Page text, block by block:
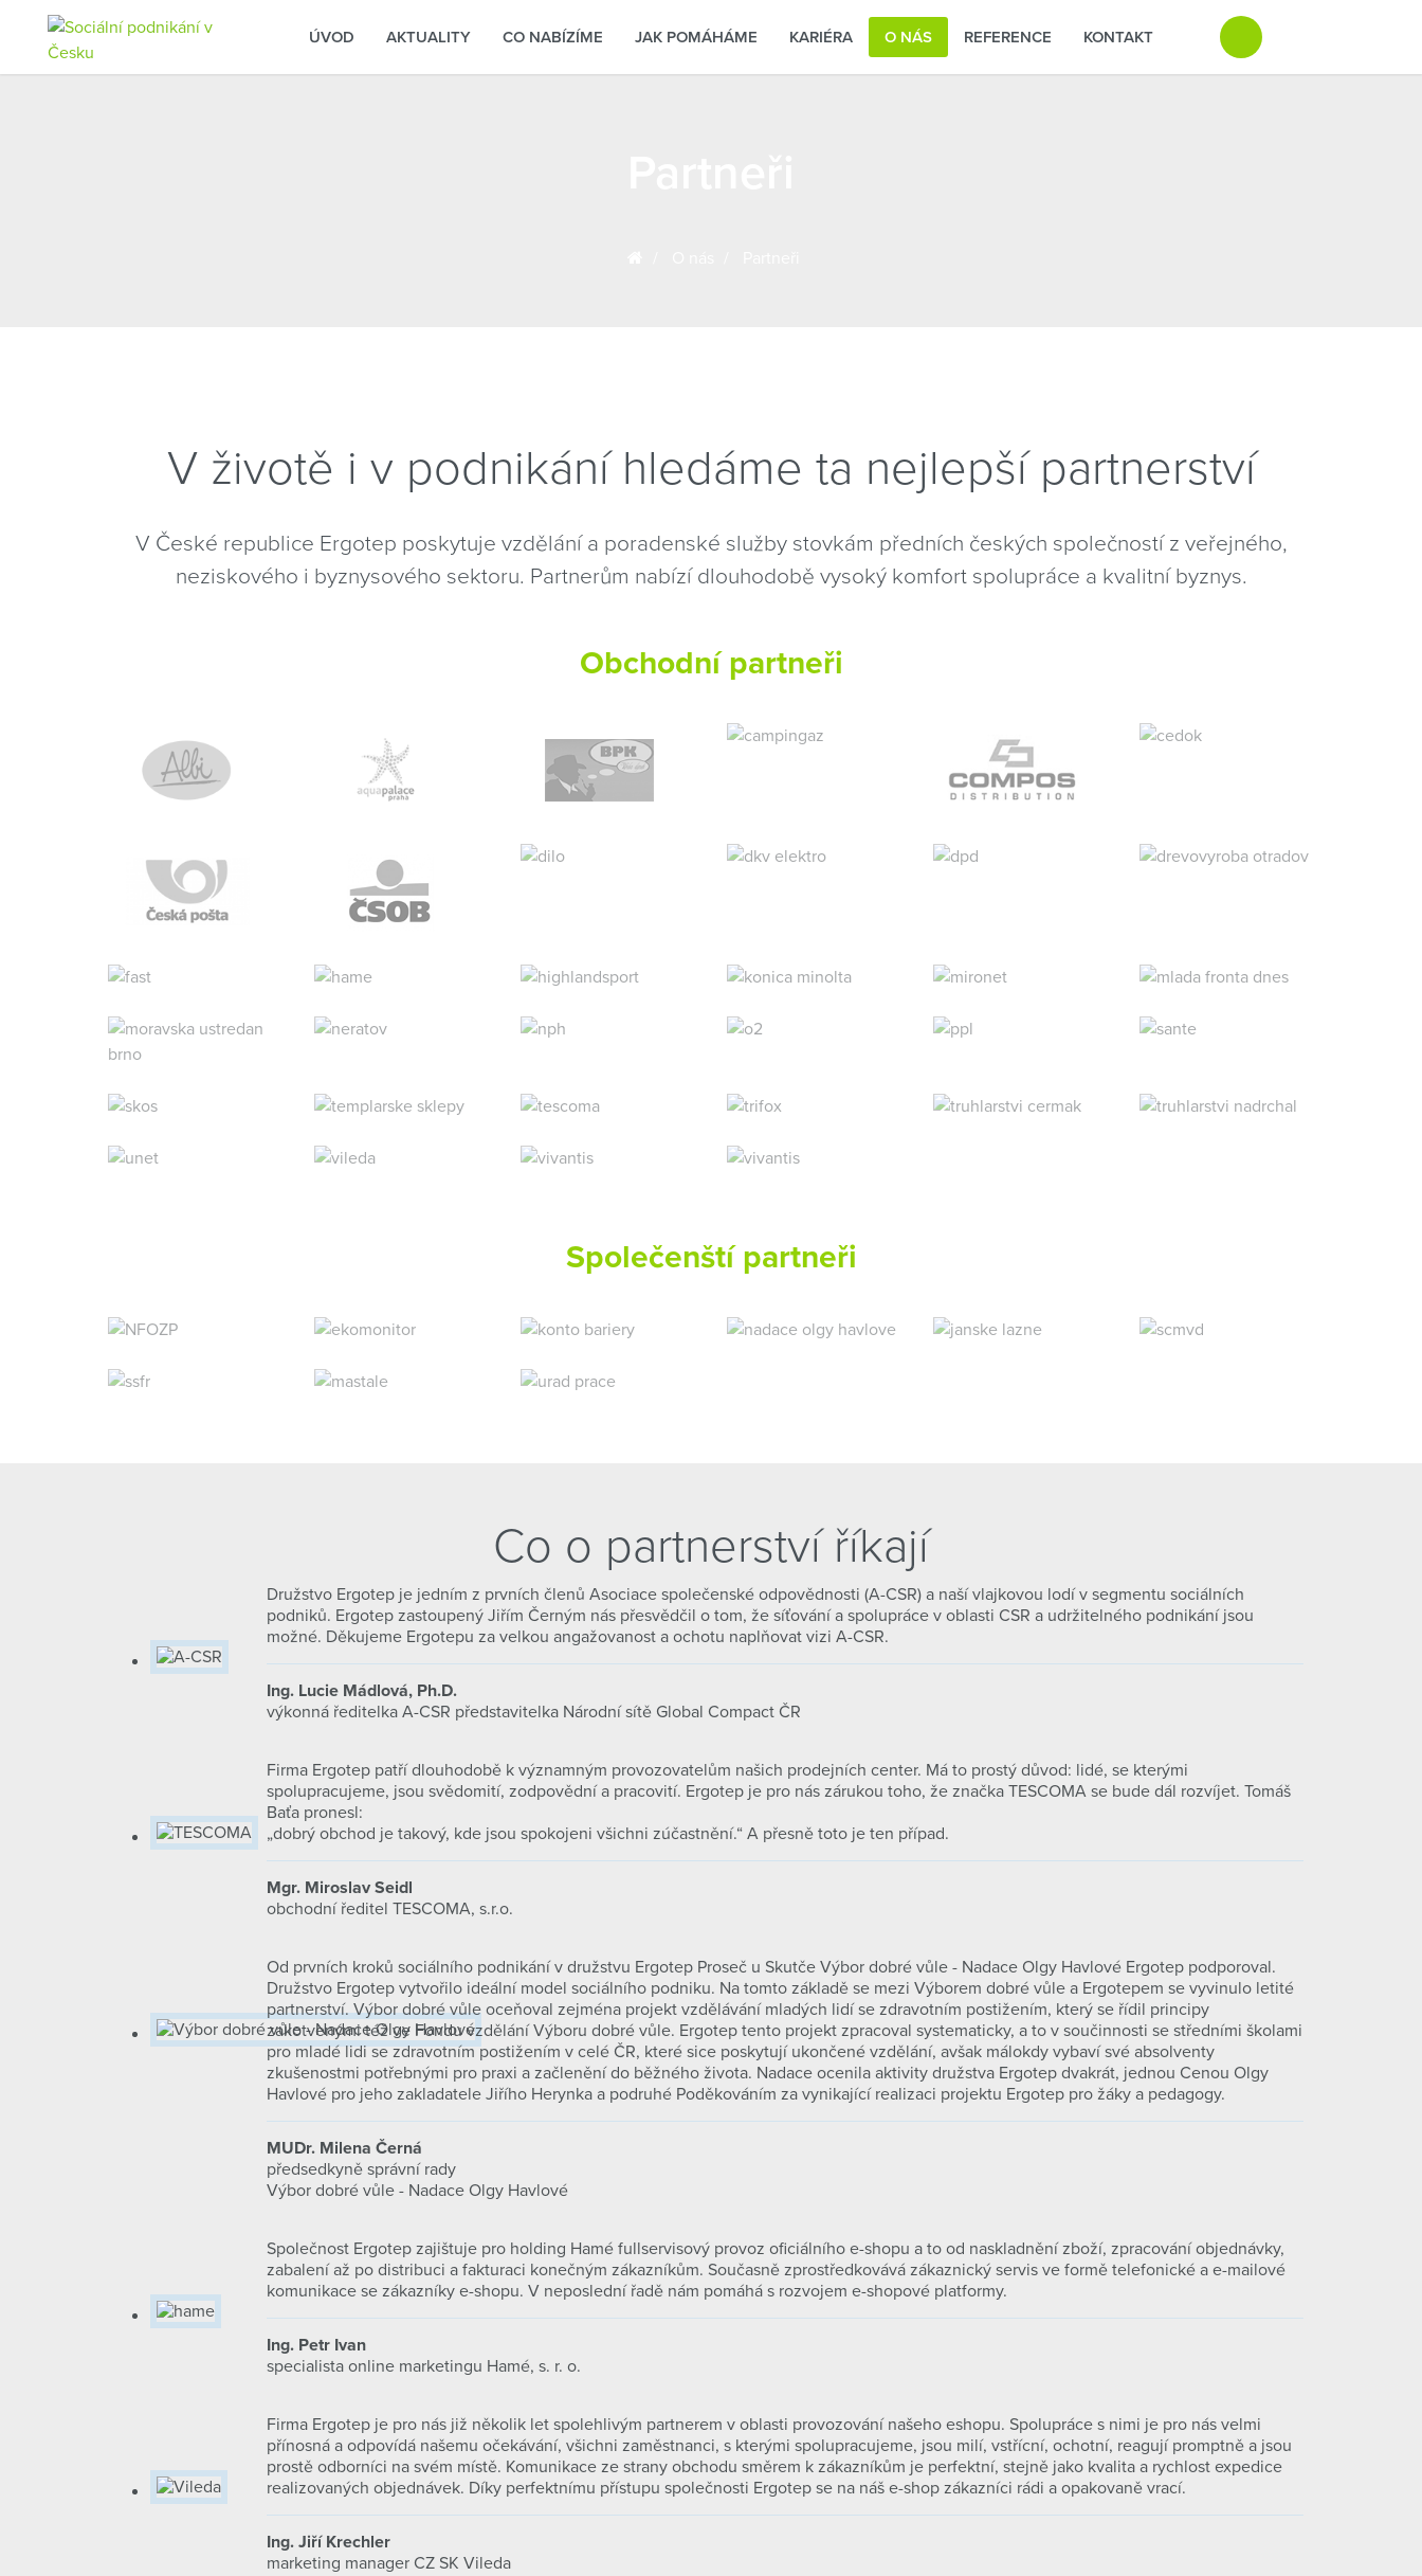
ÚVOD AKTUALITY CO NABÍZÍME JAK POMÁHÁME KARIÉRA O NÁS REFERENCE KONTAKT
V životě i v podnikání hledáme ta nejlepší partnerství
V České republice Ergotep poskytuje vzdělání a poradenské služby stovkám předních českých společností z veřejného,
neziskového i byznysového sektoru. Partnerům nabízí dlouhodobě vysoký komfort spolupráce a kvalitní byznys.
Obchodní partneři
Společenští partneři
Co o partnerství říkají
Družstvo Ergotep je jedním z prvních členů Asociace společenské odpovědnosti (A-CSR) a naší vlajkovou lodí v segmentu sociálních
podniků. Ergotep zastoupený Jiřím Černým nás přesvědčil o tom, že síťování a spolupráce v oblasti CSR a udržitelného podnikání jsou
možné. Děkujeme Ergotepu za velkou angažovanost a ochotu naplňovat vizi A-CSR.
Ing. Lucie Mádlová, Ph.D.
výkonná ředitelka A-CSR představitelka Národní sítě Global Compact ČR
Firma Ergotep patří dlouhodobě k významným provozovatelům našich prodejních center. Má to prostý důvod: lidé, se kterými
spolupracujeme, jsou svědomití, zodpovědní a pracovití. Ergotep je pro nás zárukou toho, že značka TESCOMA se bude dál rozvíjet. Tomáš
Baťa pronesl:
„dobrý obchod je takový, kde jsou spokojeni všichni zúčastnění.“ A přesně toto je ten případ.
Mgr. Miroslav Seidl
obchodní ředitel TESCOMA, s.r.o.
Od prvních kroků sociálního podnikání v družstvu Ergotep Proseč u Skutče Výbor dobré vůle - Nadace Olgy Havlové Ergotep podporoval.
Družstvo Ergotep vytvořilo ideální model sociálního podniku. Na tomto základě se mezi Výborem dobré vůle a Ergotepem se vyvinulo letité
partnerství. Výbor dobré vůle oceňoval zejména projekt vzdělávání mladých lidí se zdravotním postižením, který se řídil principy
zakotvenými též ve Fondu vzdělání Výboru dobré vůle. Ergotep tento projekt zpracoval systematicky, a to v součinnosti se středními školami
pro mladé lidi se zdravotním postižením v celé ČR, které sice poskytují ukončené vzdělání, avšak málokdy vybaví své absolventy
zkušenostmi potřebnými pro praxi a začlenění do běžného života. Nadace ocenila aktivity družstva Ergotep dvakrát, jednou Cenou Olgy
Havlové pro jeho zakladatele Jiřího Herynka a podruhé Poděkováním za vynikající realizaci projektu Ergotep pro žáky a pedagogy.
MUDr. Milena Černá
předsedkyně správní rady
Výbor dobré vůle - Nadace Olgy Havlové
Společnost Ergotep zajištuje pro holding Hamé fullservisový provoz oficiálního e-shopu a to od naskladnění zboží, zpracování objednávky,
zabalení až po distribuci a fakturaci konečným zákazníkům. Současně zprostředkovává zákaznický servis ve formě telefonické a e-mailové
komunikace se zákazníky e-shopu. V neposlední řadě nám pomáhá s rozvojem e-shopové platformy.
Ing. Petr Ivan
specialista online marketingu Hamé, s. r. o.
Firma Ergotep je pro nás již několik let spolehlivým partnerem v oblasti provozování našeho eshopu. Spolupráce s nimi je pro nás velmi
přínosná a odpovídá našemu očekávání, všichni zaměstnanci, s kterými spolupracujeme, jsou milí, vstřícní, ochotní, reagují promptně a jsou
prostě odborníci na svém místě. Komunikace ze strany obchodu směrem k zákazníkům je perfektní, stejně jako kvalita a rychlost expedice
realizovaných objednávek. Díky perfektnímu přístupu společnosti Ergotep se na náš e-shop zákazníci rádi a opakovaně vrací.
Ing. Jiří Krechler
marketing manager CZ SK Vileda